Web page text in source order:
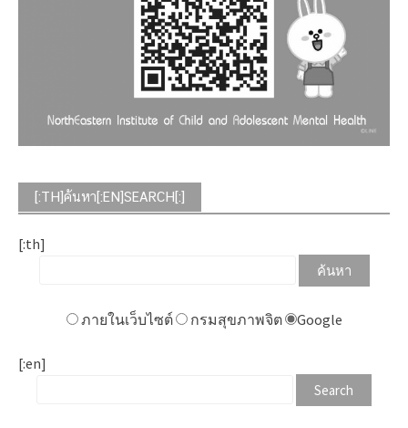
[:TH]ค้นหา[:EN]SEARCH[:]
[:th]
ภายในเว็บไซต์ กรมสุขภาพจิต Google
[:en]